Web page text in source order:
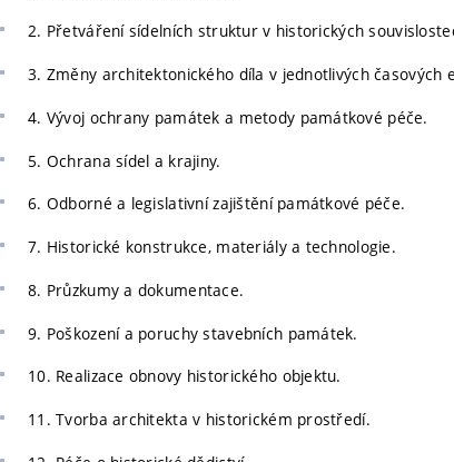
2. Přetváření sídelních struktur v historických
3. Změny architektonického díla v jednotlivých časových
4. Vývoj ochrany památek a metody památkové péče.
5. Ochrana sídel a krajiny.
6. Odborné a legislativní zajištění památkové péče.
7. Historické konstrukce, materiály a technologie.
8. Průzkumy a dokumentace.
9. Poškození a poruchy stavebních památek.
10. Realizace obnovy historického objektu.
11. Tvorba architekta v historickém prostředí.